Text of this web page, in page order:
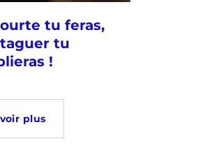
tu feras,
tu
!
plus